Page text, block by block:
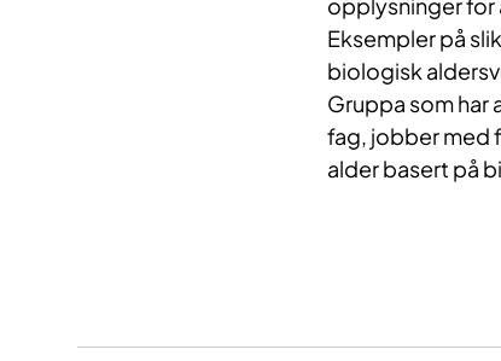
Eksempler på
biologisk
Gruppa som har
fag, jobber med
alder basert på